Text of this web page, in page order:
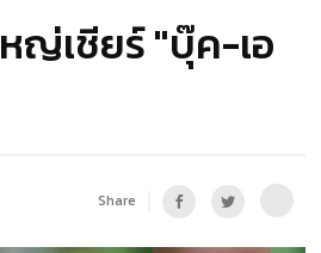
หญ่เชียร์ "บุ๊ค-เอ
Share